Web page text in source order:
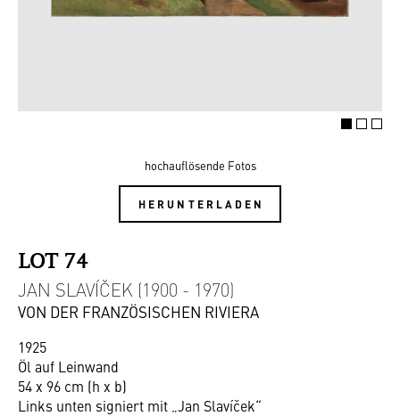
hochauflösende Fotos
HERUNTERLADEN
LOT 74
JAN SLAVÍČEK (1900 - 1970)
VON DER FRANZÖSISCHEN RIVIERA
1925
Öl auf Leinwand
54 x 96 cm (h x b)
Links unten signiert mit „Jan Slavíček“